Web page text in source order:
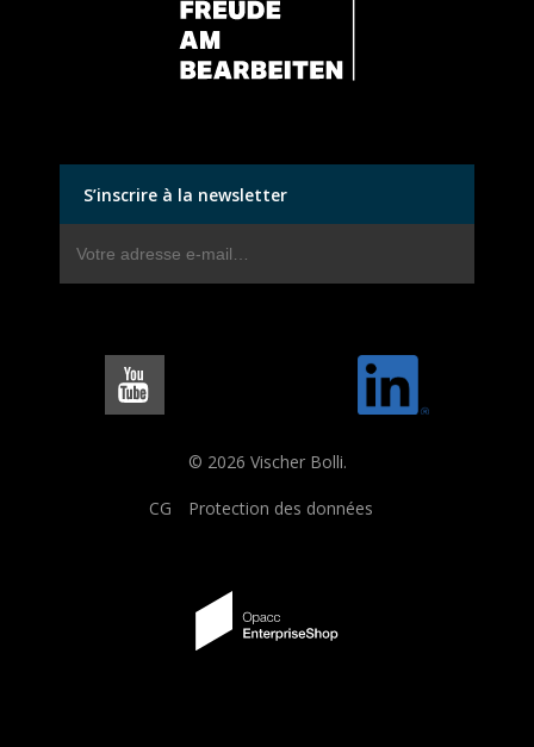
S’inscrire à la newsletter
© 2026 Vischer Bolli.
CG Protection des données